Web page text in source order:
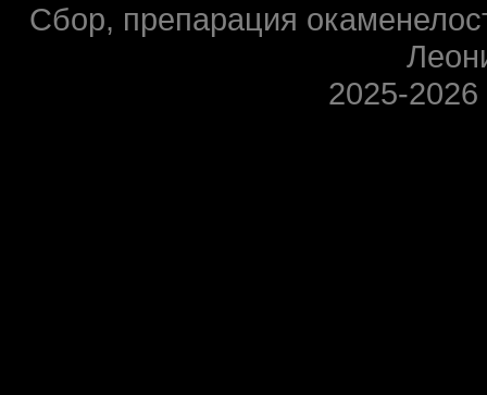
Сбор, препарация
2025-